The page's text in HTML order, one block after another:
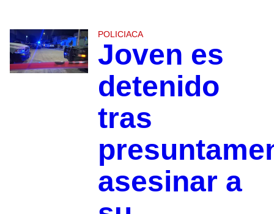
POLICIACA
Joven es
detenido
tras
asesinar a